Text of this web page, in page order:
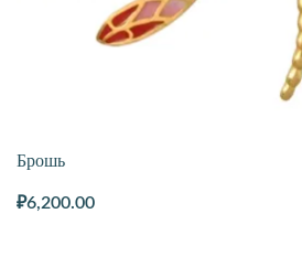
Брошь
₽6,200.00